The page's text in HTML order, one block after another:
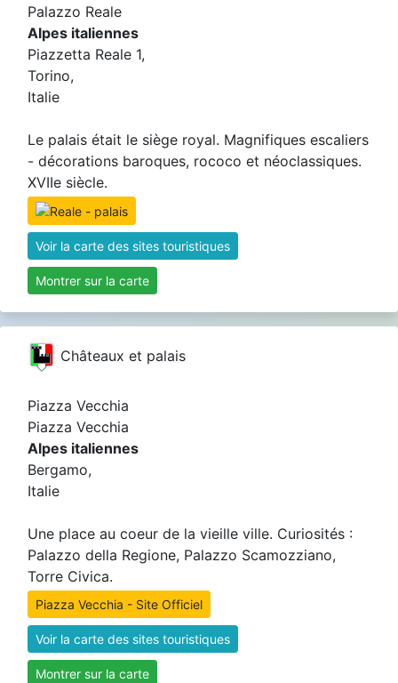
Palazzo Reale
Alpes italiennes
Piazzetta Reale 1,
Torino,
Italie
Le palais était le siège royal. Magnifiques escaliers
- décorations baroques, rococo et néoclassiques.
XVIIe siècle.
Voir la carte des sites touristiques
Montrer sur la carte
Châteaux et palais
Piazza Vecchia
Piazza Vecchia
Alpes italiennes
Bergamo,
Italie
Une place au coeur de la vieille ville. Curiosités :
Palazzo della Regione, Palazzo Scamozziano,
Torre Civica.
Piazza Vecchia - Site Officiel
Voir la carte des sites touristiques
Montrer sur la carte